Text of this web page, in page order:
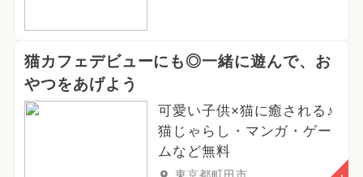
猫カフェデビューにも◎一緒に遊んで、お
やつをあげよう
可愛い子供×猫に癒される♪
猫じゃらし・マンガ・ゲー
ムなど無料
東京都町田市